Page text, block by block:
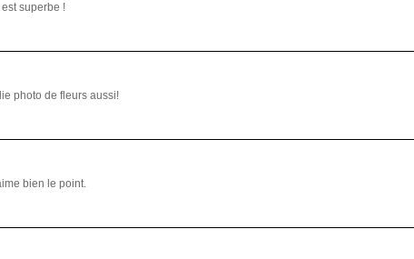
superbe !
photo de fleurs aussi!
bien le point.